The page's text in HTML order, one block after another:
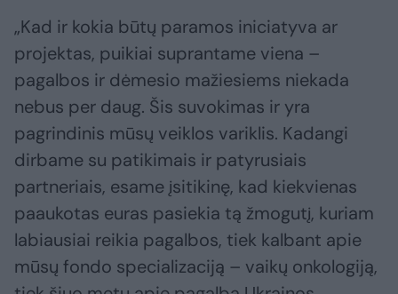
„Kad ir kokia būtų paramos iniciatyva ar
projektas, puikiai suprantame viena –
pagalbos ir dėmesio mažiesiems niekada
nebus per daug. Šis suvokimas ir yra
pagrindinis mūsų veiklos variklis. Kadangi
dirbame su patikimais ir patyrusiais
partneriais, esame įsitikinę, kad kiekvienas
paaukotas euras pasiekia tą žmogutį, kuriam
labiausiai reikia pagalbos, tiek kalbant apie
mūsų fondo specializaciją – vaikų onkologiją,